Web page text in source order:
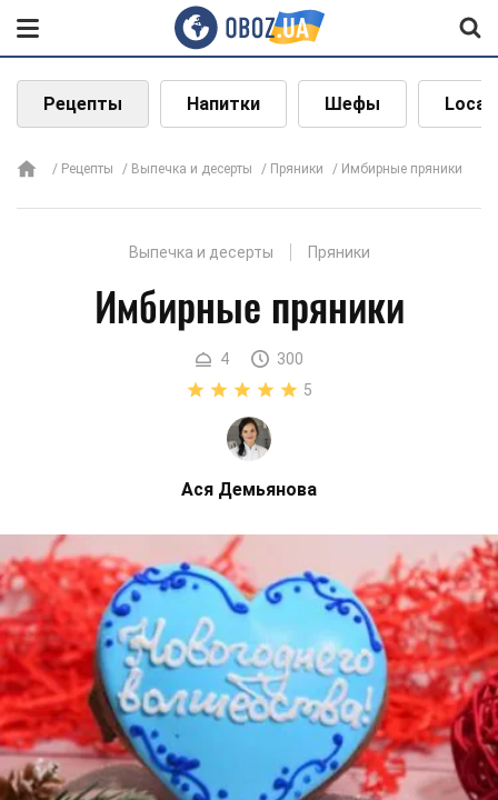
Рецепты Напитки Шефы Local
Рецепты Выпечка и десерты Пряники Имбирные пряники
Выпечка и десерты Пряники
Имбирные пряники
4
300
5
Ася Демьянова